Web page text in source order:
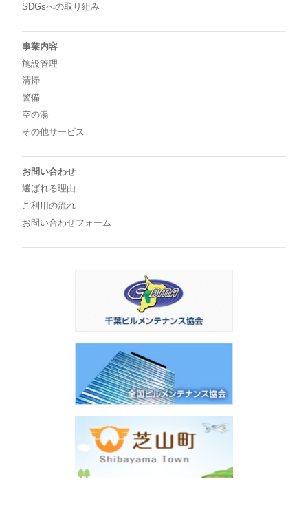
SDGsへの取り組み
事業内容
施設管理
清掃
警備
空の湯
その他サービス
お問い合わせ
選ばれる理由
ご利用の流れ
お問い合わせフォーム